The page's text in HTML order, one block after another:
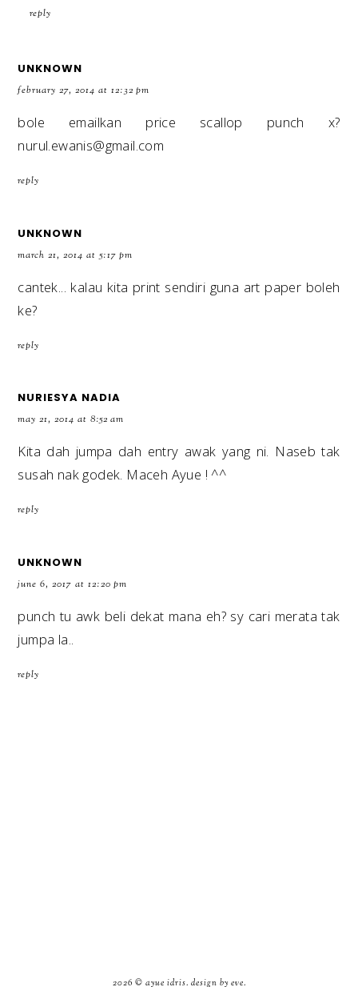
reply
UNKNOWN
february 27, 2014 at 12:32 pm
bole emailkan price scallop punch x?
nurul.ewanis@gmail.com
reply
UNKNOWN
march 21, 2014 at 5:17 pm
cantek... kalau kita print sendiri guna art paper boleh
ke?
reply
NURIESYA NADIA
may 21, 2014 at 8:52 am
Kita dah jumpa dah entry awak yang ni. Naseb tak
susah nak godek. Maceh Ayue ! ^^
reply
UNKNOWN
june 6, 2017 at 12:20 pm
punch tu awk beli dekat mana eh? sy cari merata tak
jumpa la..
reply
2026 © ayue idris. design by eve.